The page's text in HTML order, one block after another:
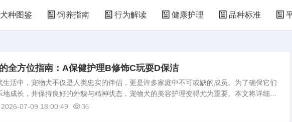
犬种图鉴 饲养指南 行为解读 健康护理 品种标准
全方位指南：A保健护理B修饰C玩耍D保洁
生活中，宠物犬不仅是人类忠实的伴侣，更是许多家庭中不可或缺的成员。为了确保它们
地成长，并保持良好的外貌与精神状态，宠物犬的美容护理变得尤为重要。本文将详细介
四个关键环节：A保健护理、B修饰、C玩耍以及D保洁，为宠物主人提供一份全面而实用
2026-07-09 18:00:49 36